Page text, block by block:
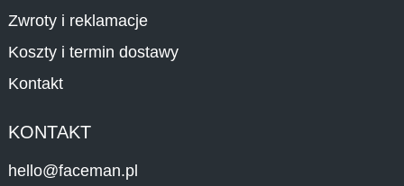
Zwroty i reklamacje
Koszty i termin dostawy
Kontakt
KONTAKT
hello@faceman.pl